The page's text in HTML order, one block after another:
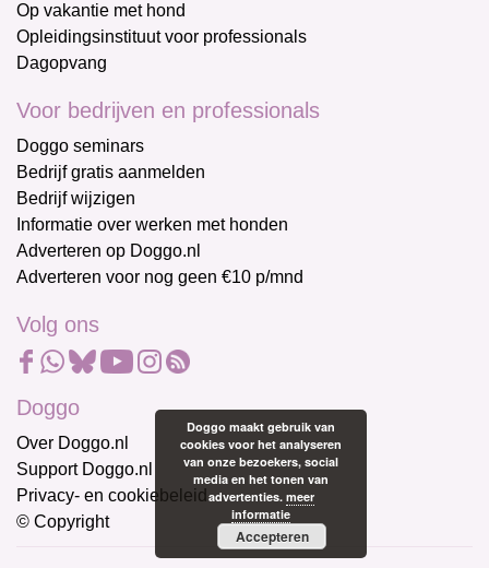
Op vakantie met hond
Opleidingsinstituut voor professionals
Dagopvang
Voor bedrijven en professionals
Doggo seminars
Bedrijf gratis aanmelden
Bedrijf wijzigen
Informatie over werken met honden
Adverteren op Doggo.nl
Adverteren voor nog geen €10 p/mnd
Volg ons
Doggo
Over Doggo.nl
Support Doggo.nl
Privacy- en cookiebeleid
© Copyright
Doggo maakt gebruik van
cookies voor het analyseren
van onze bezoekers, social
media en het tonen van
advertenties. meer
informatie
Accepteren